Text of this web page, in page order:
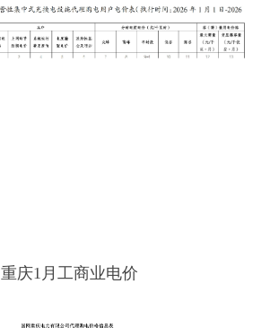
重庆1月工商业电价